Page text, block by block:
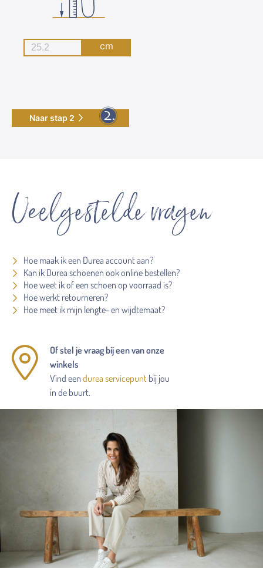
cm
Naar stap 2
Veelgestelde vragen
Hoe maak ik een Durea account aan?
Kan ik Durea schoenen ook online bestellen?
Hoe weet ik of een schoen op voorraad is?
Hoe werkt retourneren?
Hoe meet ik mijn lengte- en wijdtemaat?
Of stel je vraag bij een van onze
winkels
Vind een durea servicepunt bij jou
in de buurt.